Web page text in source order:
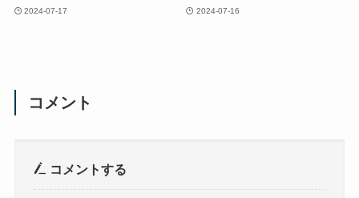
2024-07-17 2024-07-16
コメント
コメントする